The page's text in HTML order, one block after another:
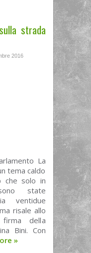
strada
2016
La
tema caldo
che solo in
state
ventidue
risale allo
della
Bini. Con
»